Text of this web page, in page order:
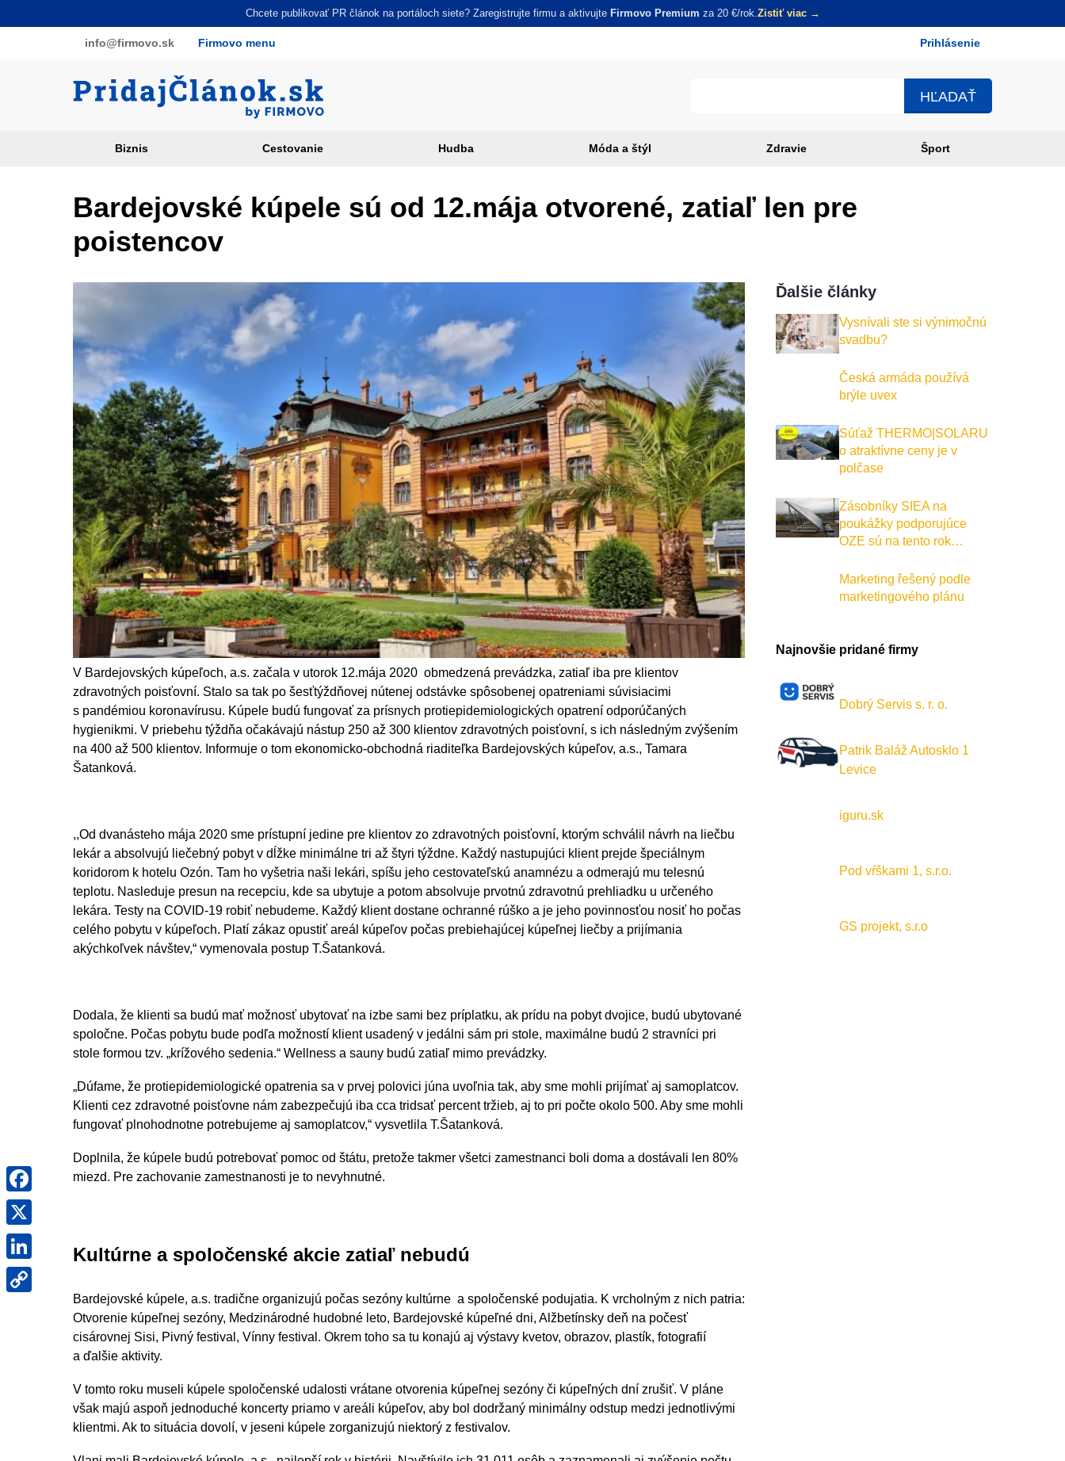
na
Chcete publikovať PR článok na portáloch siete? Zaregistrujte firmu a aktivujte Firmovo Premium za 20 €/rok.Zistiť viac →
info@firmovo.sk Firmovo menu
menu
Prihlásenie
Biznis Cestovanie Hudba Móda a štýl Zdravie Šport
Bardejovské kúpele sú od 12.mája otvorené, zatiaľ len pre
poistencov
V Bardejovských kúpeľoch, a.s. začala v utorok 12.mája 2020 obmedzená prevádzka, zatiaľ iba pre klientov
zdravotných poisťovní. Stalo sa tak po šesťtýždňovej nútenej odstávke spôsobenej opatreniami súvisiacimi
s pandémiou koronavírusu. Kúpele budú fungovať za prísnych protiepidemiologických opatrení odporúčaných
hygienikmi. V priebehu týždňa očakávajú nástup 250 až 300 klientov zdravotných poisťovní, s ich následným zvýšením
na 400 až 500 klientov. Informuje o tom ekonomicko-obchodná riaditeľka Bardejovských kúpeľov, a.s., Tamara
Šatanková.
,,Od dvanásteho mája 2020 sme prístupní jedine pre klientov zo zdravotných poisťovní, ktorým schválil návrh na liečbu
lekár a absolvujú liečebný pobyt v dĺžke minimálne tri až štyri týždne. Každý nastupujúci klient prejde špeciálnym
koridorom k hotelu Ozón. Tam ho vyšetria naši lekári, spíšu jeho cestovateľskú anamnézu a odmerajú mu telesnú
teplotu. Nasleduje presun na recepciu, kde sa ubytuje a potom absolvuje prvotnú zdravotnú prehliadku u určeného
lekára. Testy na COVID-19 robiť nebudeme. Každý klient dostane ochranné rúško a je jeho povinnosťou nosiť ho počas
celého pobytu v kúpeľoch. Platí zákaz opustiť areál kúpeľov počas prebiehajúcej kúpeľnej liečby a prijímania
akýchkoľvek návštev,“ vymenovala postup T.Šatanková.
Dodala, že klienti sa budú mať možnosť ubytovať na izbe sami bez príplatku, ak prídu na pobyt dvojice, budú ubytované
spoločne. Počas pobytu bude podľa možností klient usadený v jedálni sám pri stole, maximálne budú 2 stravníci pri
stole formou tzv. „krížového sedenia.“ Wellness a sauny budú zatiaľ mimo prevádzky.
„Dúfame, že protiepidemiologické opatrenia sa v prvej polovici júna uvoľnia tak, aby sme mohli prijímať aj samoplatcov.
Klienti cez zdravotné poisťovne nám zabezpečujú iba cca tridsať percent tržieb, aj to pri počte okolo 500. Aby sme mohli
fungovať plnohodnotne potrebujeme aj samoplatcov,“ vysvetlila T.Šatanková.
Doplnila, že kúpele budú potrebovať pomoc od štátu, pretože takmer všetci zamestnanci boli doma a dostávali len 80%
miezd. Pre zachovanie zamestnanosti je to nevyhnutné.
Kultúrne a spoločenské akcie zatiaľ nebudú
Bardejovské kúpele, a.s. tradične organizujú počas sezóny kultúrne a spoločenské podujatia. K vrcholným z nich patria:
Otvorenie kúpeľnej sezóny, Medzinárodné hudobné leto, Bardejovské kúpeľné dni, Alžbetínsky deň na počesť
cisárovnej Sisi, Pivný festival, Vínny festival. Okrem toho sa tu konajú aj výstavy kvetov, obrazov, plastík, fotografií
a ďalšie aktivity.
V tomto roku museli kúpele spoločenské udalosti vrátane otvorenia kúpeľnej sezóny či kúpeľných dní zrušiť. V pláne
však majú aspoň jednoduché koncerty priamo v areáli kúpeľov, aby bol dodržaný minimálny odstup medzi jednotlivými
klientmi. Ak to situácia dovolí, v jeseni kúpele zorganizujú niektorý z festivalov.
Facebook
LinkedIn
Link
Ďalšie články
Vysnívali ste si výnimočnú
svadbu?
Česká armáda používá
brýle uvex
Súťaž THERMO|SOLARU
o atraktívne ceny je v
polčase
Zásobníky SIEA na
poukážky podporujúce
OZE sú na tento rok…
Marketing řešený podle
marketingového plánu
Najnovšie pridané firmy
Dobrý Servis s. r. o.
Patrik Baláž Autosklo 1
Levice
iguru.sk
Pod vŕškami 1, s.r.o.
GS projekt, s.r.o